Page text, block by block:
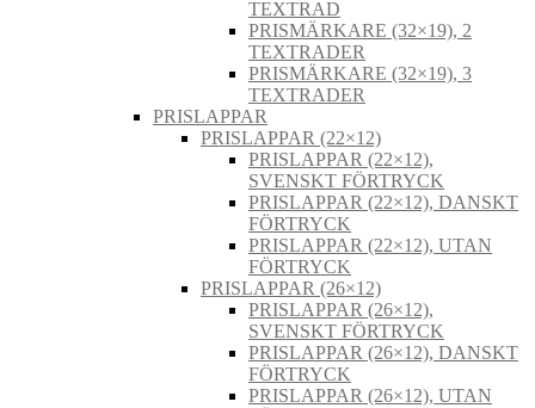
TEXTRAD
PRISMÄRKARE (32×19), 2
TEXTRADER
PRISMÄRKARE (32×19), 3
TEXTRADER
PRISLAPPAR
PRISLAPPAR (22×12)
PRISLAPPAR (22×12),
SVENSKT FÖRTRYCK
PRISLAPPAR (22×12), DANSKT
FÖRTRYCK
PRISLAPPAR (22×12), UTAN
FÖRTRYCK
PRISLAPPAR (26×12)
PRISLAPPAR (26×12),
SVENSKT FÖRTRYCK
PRISLAPPAR (26×12), DANSKT
FÖRTRYCK
PRISLAPPAR (26×12), UTAN